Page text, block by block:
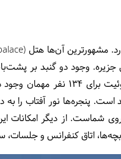
وجود دو گنبد بر پشت‌بام
بیوک آداست. در این هتل
پنجره‌ها نور آفتاب را
بچه‌ها، اتاق کنفرانس و جلسات،